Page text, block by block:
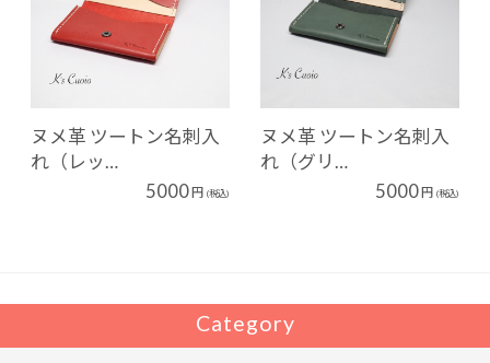
ヌメ革 ツートン名刺入
れ（レッ…
5000 円 (税込)
ヌメ革 ツートン名刺入
れ（グリ…
5000 円 (税込)
Category